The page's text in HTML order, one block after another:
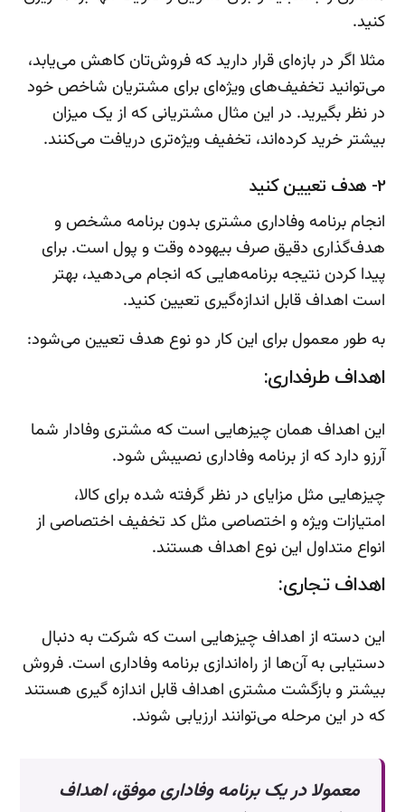
کنید.
مثلا اگر در بازه‌ای قرار دارید که فروش‌تان کاهش می‌یابد،
می‌توانید تخفیف‌های ویژه‌ای برای مشتریان شاخص خود
در نظر بگیرید. در این مثال مشتریانی که از یک میزان
بیشتر خرید کرده‌اند، تخفیف ویژه‌تری دریافت می‌کنند.
2- هدف تعیین کنید
انجام برنامه وفاداری مشتری بدون برنامه مشخص و
هدف‌گذاری دقیق صرف بیهوده وقت و پول است. برای
پیدا کردن نتیجه برنامه‌هایی که انجام می‌دهید، بهتر
است اهداف قابل اندازه‌گیری تعیین کنید.
به طور معمول برای این کار دو نوع هدف تعیین می‌شود:
اهداف طرفداری:
این اهداف همان چیزهایی است که مشتری وفادار شما
آرزو دارد که از برنامه وفاداری نصیبش شود.
چیزهایی مثل مزایای در نظر گرفته شده برای کالا،
امتیازات ویژه و اختصاصی مثل کد تخفیف اختصاصی از
انواع متداول این نوع اهداف هستند.
اهداف تجاری:
این دسته از اهداف چیزهایی است که شرکت به دنبال
دستیابی به آن‌ها از راه‌اندازی برنامه وفاداری است. فروش
بیشتر و بازگشت مشتری اهداف قابل اندازه گیری هستند
که در این مرحله می‌توانند ارزیابی شوند.
معمولا در یک برنامه وفاداری موفق، اهداف